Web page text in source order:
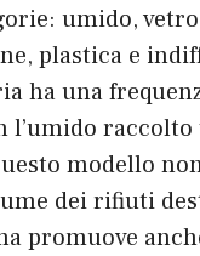
umido,
plastica e
ha una
l’umido
modello
dei rifiuti
promuove